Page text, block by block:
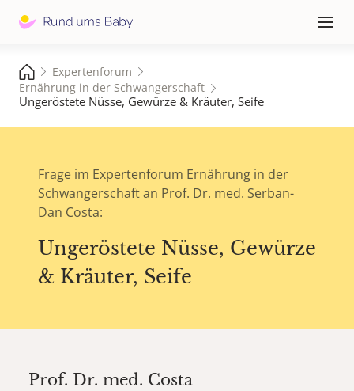
≡
Expertenforum
Ernährung in der Schwangerschaft
Ungeröstete Nüsse, Gewürze & Kräuter, Seife
Frage im Expertenforum Ernährung in der
Schwangerschaft an Prof. Dr. med. Serban-
Dan Costa:
Ungeröstete Nüsse, Gewürze
& Kräuter, Seife
Prof. Dr. med. Costa